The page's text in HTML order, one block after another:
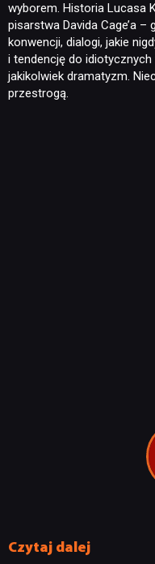
wyborem. Historia Lucasa
pisarstwa Davida Cage’a –
konwencji, dialogi, jakie
i tendencję do idiotycznych
jakikolwiek dramatyzm.
przestrogą.
Czytaj dalej